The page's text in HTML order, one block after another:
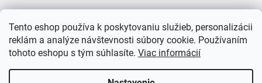
Tento eshop používa k poskytovaniu služieb, personalizácii
reklám a analýze návštevnosti súbory cookie. Používaním
tohoto eshopu s tým súhlasíte. Viac informácií
Instagram